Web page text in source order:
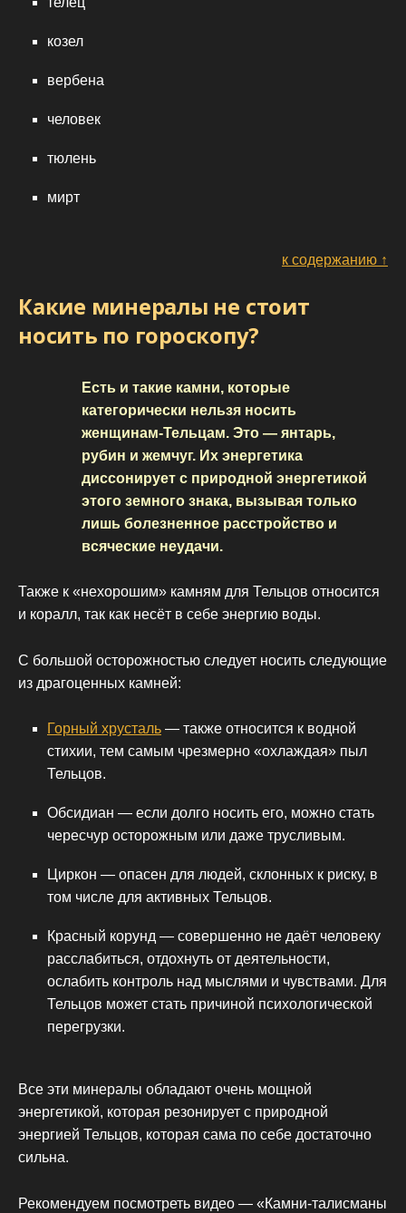
козел
вербена
человек
тюлень
мирт
к содержанию ↑
Какие минералы не стоит
носить по гороскопу?
Есть и такие камни, которые
категорически нельзя носить
женщинам-Тельцам. Это — янтарь,
рубин и жемчуг. Их энергетика
диссонирует с природной энергетикой
этого земного знака, вызывая только
лишь болезненное расстройство и
всяческие неудачи.
Также к «нехорошим» камням для Тельцов относится
и коралл, так как несёт в себе энергию воды.
С большой осторожностью следует носить следующие
из драгоценных камней:
Горный хрусталь — также относится к водной
стихии, тем самым чрезмерно «охлаждая» пыл
Тельцов.
Обсидиан — если долго носить его, можно стать
чересчур осторожным или даже трусливым.
Циркон — опасен для людей, склонных к риску, в
том числе для активных Тельцов.
Красный корунд — совершенно не даёт человеку
расслабиться, отдохнуть от деятельности,
ослабить контроль над мыслями и чувствами. Для
Тельцов может стать причиной психологической
перегрузки.
Все эти минералы обладают очень мощной
энергетикой, которая резонирует с природной
энергией Тельцов, которая сама по себе достаточно
сильна.
Рекомендуем посмотреть видео — «Камни-талисманы